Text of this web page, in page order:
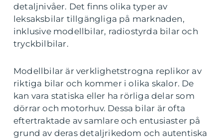
detaljnivåer. Det finns olika typer av
leksaksbilar tillgängliga på marknaden,
inklusive modellbilar, radiostyrda bilar och
tryckbilbilar.
Modellbilar är verklighetstrogna replikor av
riktiga bilar och kommer i olika skalor. De
kan vara statiska eller ha rörliga delar som
dörrar och motorhuv. Dessa bilar är ofta
eftertraktade av samlare och entusiaster på
grund av deras detaljrikedom och autentiska